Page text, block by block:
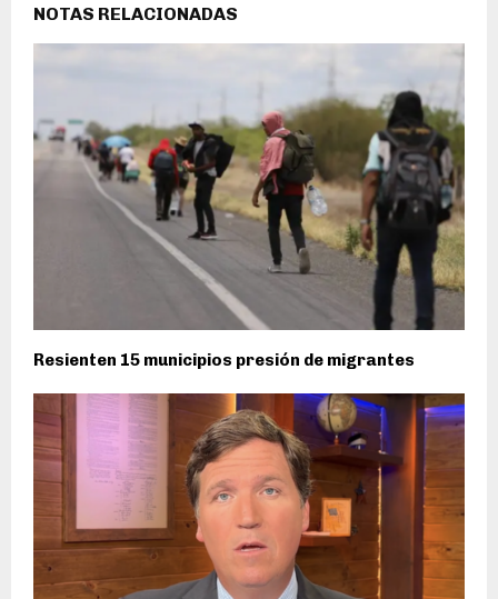
NOTAS RELACIONADAS
Resienten 15 municipios presión de migrantes